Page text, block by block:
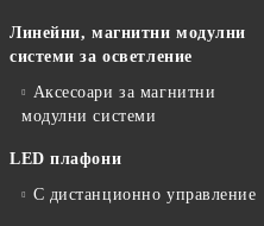
Линейни, магнитни модулни
системи за осветление
Аксесоари за магнитни
модулни системи
LED плафони
С дистанционно управление